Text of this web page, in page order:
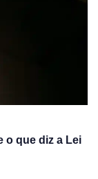
o que diz a Lei